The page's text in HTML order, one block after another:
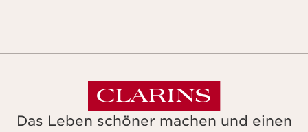
Das Leben schöner machen und einen